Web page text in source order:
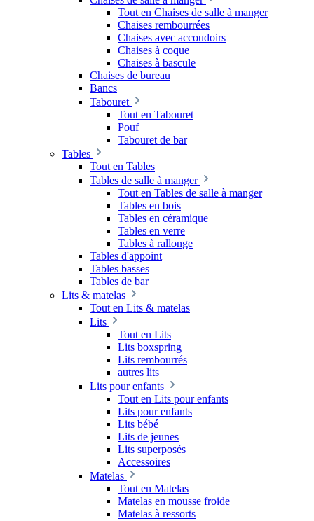
Tout en Chaises de salle à manger
Chaises rembourrées
Chaises avec accoudoirs
Chaises à coque
Chaises à bascule
Chaises de bureau
Bancs
Tabouret
Tout en Tabouret
Pouf
Tabouret de bar
Tables
Tout en Tables
Tables de salle à manger
Tout en Tables de salle à manger
Tables en bois
Tables en céramique
Tables en verre
Tables à rallonge
Tables d'appoint
Tables basses
Tables de bar
Lits & matelas
Tout en Lits & matelas
Lits
Tout en Lits
Lits boxspring
Lits rembourrés
autres lits
Lits pour enfants
Tout en Lits pour enfants
Lits pour enfants
Lits bébé
Lits de jeunes
Lits superposés
Accessoires
Matelas
Tout en Matelas
Matelas en mousse froide
Matelas à ressorts